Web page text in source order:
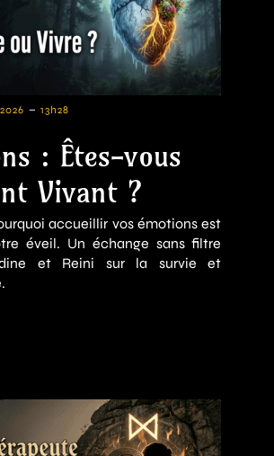
- 13h28
: Êtes-vous
Vivant ?
accueillir vos émotions est
éveil. Un échange sans filtre
et Reini sur la survie et